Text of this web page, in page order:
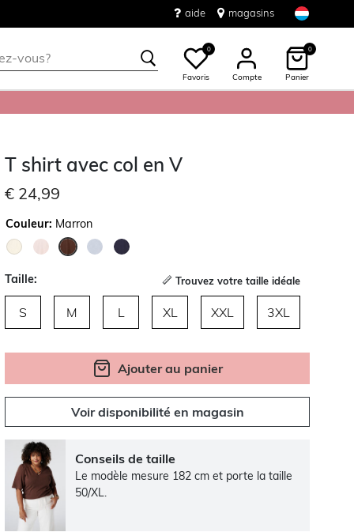
aide magasins
0
Favoris Compte
0
Panier
T shirt avec col en V
€ 24,99
Couleur: Marron
Taille: Trouvez votre taille idéale
S M L XL XXL 3XL
Ajouter au panier
Voir disponibilité en magasin
Conseils de taille
Le modèle mesure 182 cm et porte la taille
50/XL.